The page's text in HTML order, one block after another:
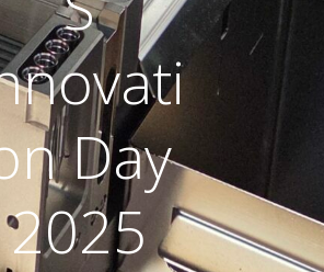
Day
2025